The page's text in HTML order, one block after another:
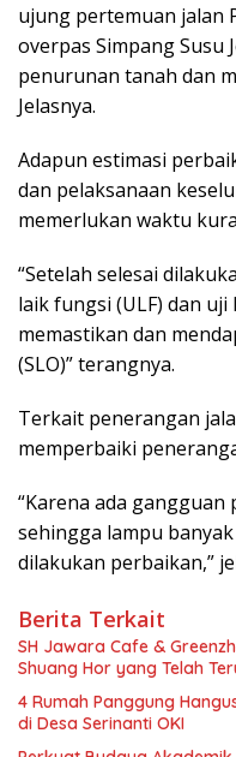
ujung pertemuan jalan
overpas Simpang Susu
penurunan tanah dan
Jelasnya.
Adapun estimasi
dan pelaksanaan
memerlukan waktu
“Setelah selesai
laik fungsi (ULF) dan
memastikan dan
(SLO)” terangnya.
Terkait penerangan
memperbaiki
“Karena ada
sehingga lampu
dilakukan perbaikan,”
Berita Terkait
SH Jawara Cafe &
Shuang Hor yang Telah
4 Rumah Panggung
di Desa Serinanti OKI